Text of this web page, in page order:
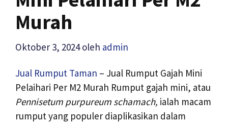
Murah
Oktober 3, 2024 oleh admin
Jual Rumput Taman – Jual Rumput Gajah Mini
Pelaihari Per M2 Murah Rumput gajah mini, atau
Pennisetum purpureum schamach, ialah macam
rumput yang populer diaplikasikan dalam